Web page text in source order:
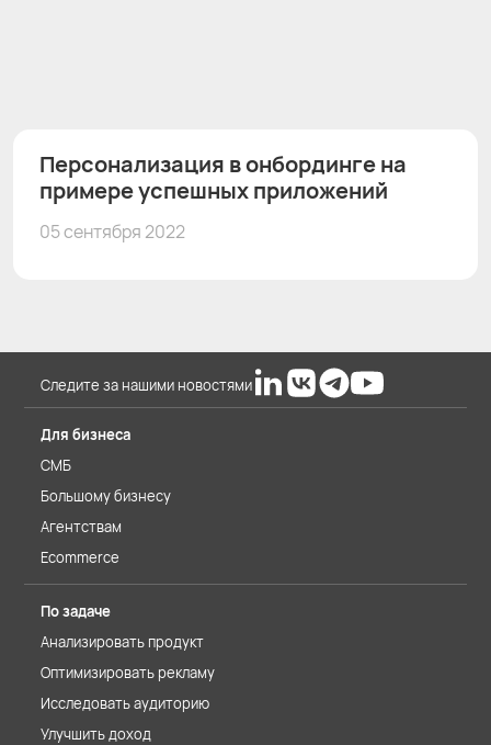
Персонализация в онбординге на
примере успешных приложений
05 сентября 2022
Следите за нашими новостями
Для бизнеса
СМБ
Большому бизнесу
Агентствам
Ecommerce
По задаче
Анализировать продукт
Оптимизировать рекламу
Исследовать аудиторию
Улучшить доход